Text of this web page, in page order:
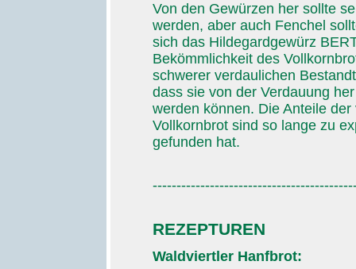
Von den Gewürzen her sollte
werden, aber auch Fenchel
sich das Hildegardgewürz
Bekömmlichkeit des
schwerer verdaulichen
dass sie von der Verdauung
werden können. Die Anteile
Vollkornbrot sind so lange zu
gefunden hat.
REZEPTUREN
Waldviertler Hanfbrot: